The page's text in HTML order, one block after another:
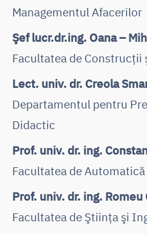
Managementul Afacerilor
Şef lucr.dr.ing. Oana –
Facultatea de
Lect. univ. dr. Creola
Departamentul pentru
Didactic
Prof. univ. dr. ing.
Facultatea de
Prof. univ. dr. ing. Romeu
Facultatea de Ştiinţa şi